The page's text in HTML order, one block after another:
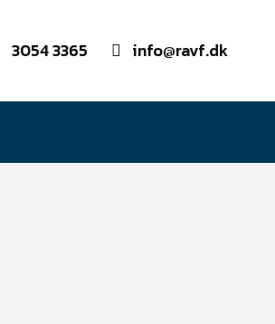
3054 3365 info@ravf.dk